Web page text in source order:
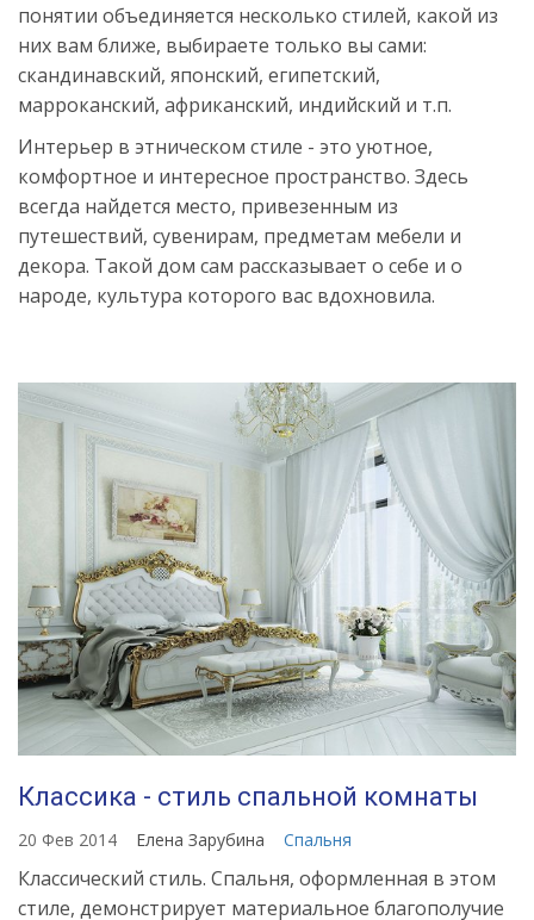
понятии объединяется несколько стилей, какой из
них вам ближе, выбираете только вы сами:
скандинавский, японский, египетский,
марроканский, африканский, индийский и т.п.
Интерьер в этническом стиле - это уютное,
комфортное и интересное пространство. Здесь
всегда найдется место, привезенным из
путешествий, сувенирам, предметам мебели и
декора. Такой дом сам рассказывает о себе и о
народе, культура которого вас вдохновила.
Источник: https://womanadvice.ru/etno-
tonkosti-
dlya-
oformleniya-
dizayna
Классика - стиль спальной комнаты
20 Фев 2014 Елена Зарубина Спальня
Классический стиль. Спальня, оформленная в этом
стиле, демонстрирует материальное благополучие